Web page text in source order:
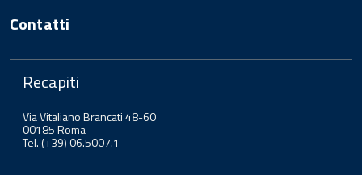
Contatti
Recapiti
Via Vitaliano Brancati 48-60
00185 Roma
Tel. (+39) 06.5007.1